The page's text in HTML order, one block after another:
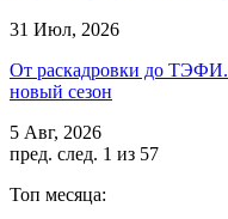
31 Июл, 2026
От раскадровки до
новый сезон
5 Авг, 2026
пред. след. 1 из 57
Топ месяца: